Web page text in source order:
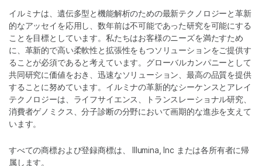
イルミナは、遺伝多型と機能解析のための最新テクノロジーと革新
的なアッセイを応用し、数年前は不可能であった研究を可能にする
ことを目標としています。私たちはお客様のニーズを満たすため
に、革新的で高い柔軟性と拡張性をもつソリューションをご提供す
ることが必須であると考えています。グローバルカンパニーとして
共同研究に価値をおき、迅速なソリューション、最高の品質を提供
することに努めています。イルミナの革新的なシーケンスとアレイ
テクノロジーは、ライフサイエンス、トランスレーショナル研究、
消費者ゲノミクス、分子診断の分野において画期的な進歩を支えて
います。
すべての商標および登録商標は、 Illumina, Inc または各所有者に帰
属します。